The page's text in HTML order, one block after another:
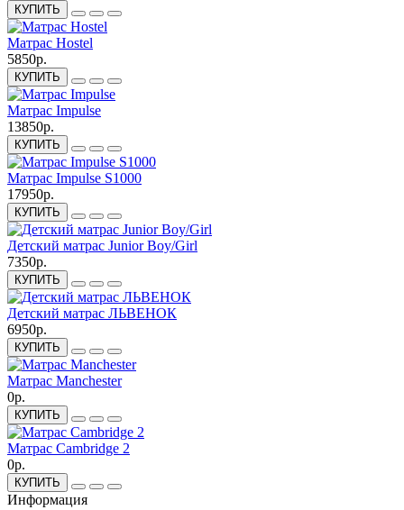
КУПИТЬ
Матрас Hostel
5850р.
КУПИТЬ
Матрас Impulse
13850р.
КУПИТЬ
Матрас Impulse S1000
17950р.
КУПИТЬ
Детский матрас Junior Boy/Girl
7350р.
КУПИТЬ
Детский матрас ЛЬВЕНОК
6950р.
КУПИТЬ
Матрас Manchester
0р.
КУПИТЬ
Матрас Cambridge 2
0р.
КУПИТЬ
Информация